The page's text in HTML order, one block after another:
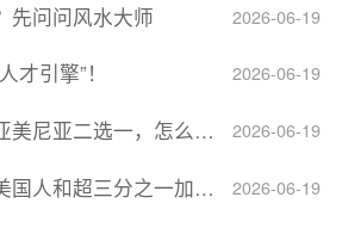
2026-06-19
先问问风水大师
2026-06-19
才引擎”！
2026-06-19
亚二选一，怎么回事？
2026-06-19
分之一加拿大人感到经济压力